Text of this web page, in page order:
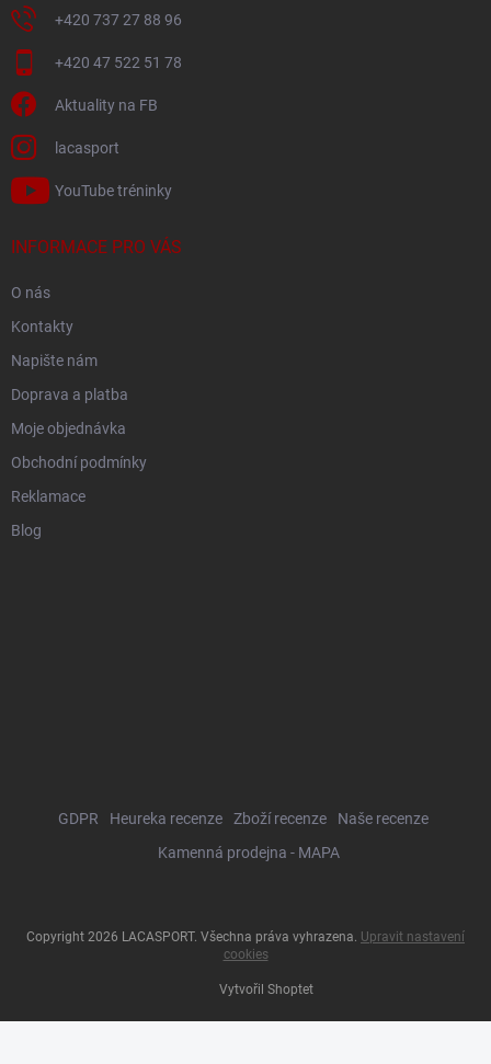
+420 737 27 88 96
+420 47 522 51 78
Aktuality na FB
lacasport
YouTube tréninky
INFORMACE PRO VÁS
O nás
Kontakty
Napište nám
Doprava a platba
Moje objednávka
Obchodní podmínky
Reklamace
Blog
GDPR Heureka recenze Zboží recenze
Naše recenze
Kamenná prodejna - MAPA
Vytvořil Shoptet
Copyright 2026 LACASPORT. Všechna práva vyhrazena. Upravit nastavení
cookies